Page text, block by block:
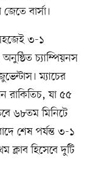
বার্সা।
৩-১
চ্যাম্পিয়নস
ম্যাচের
রাকিতিচ, যা ৫৫
৬৮তম মিনিটে
শেষ পর্যন্ত ৩-১
ক্লাব হিসেবে দুটি